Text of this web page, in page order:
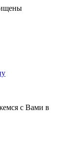
с Вами в